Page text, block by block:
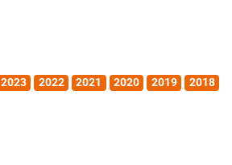
2023 2022 2021 2020 2019
2018